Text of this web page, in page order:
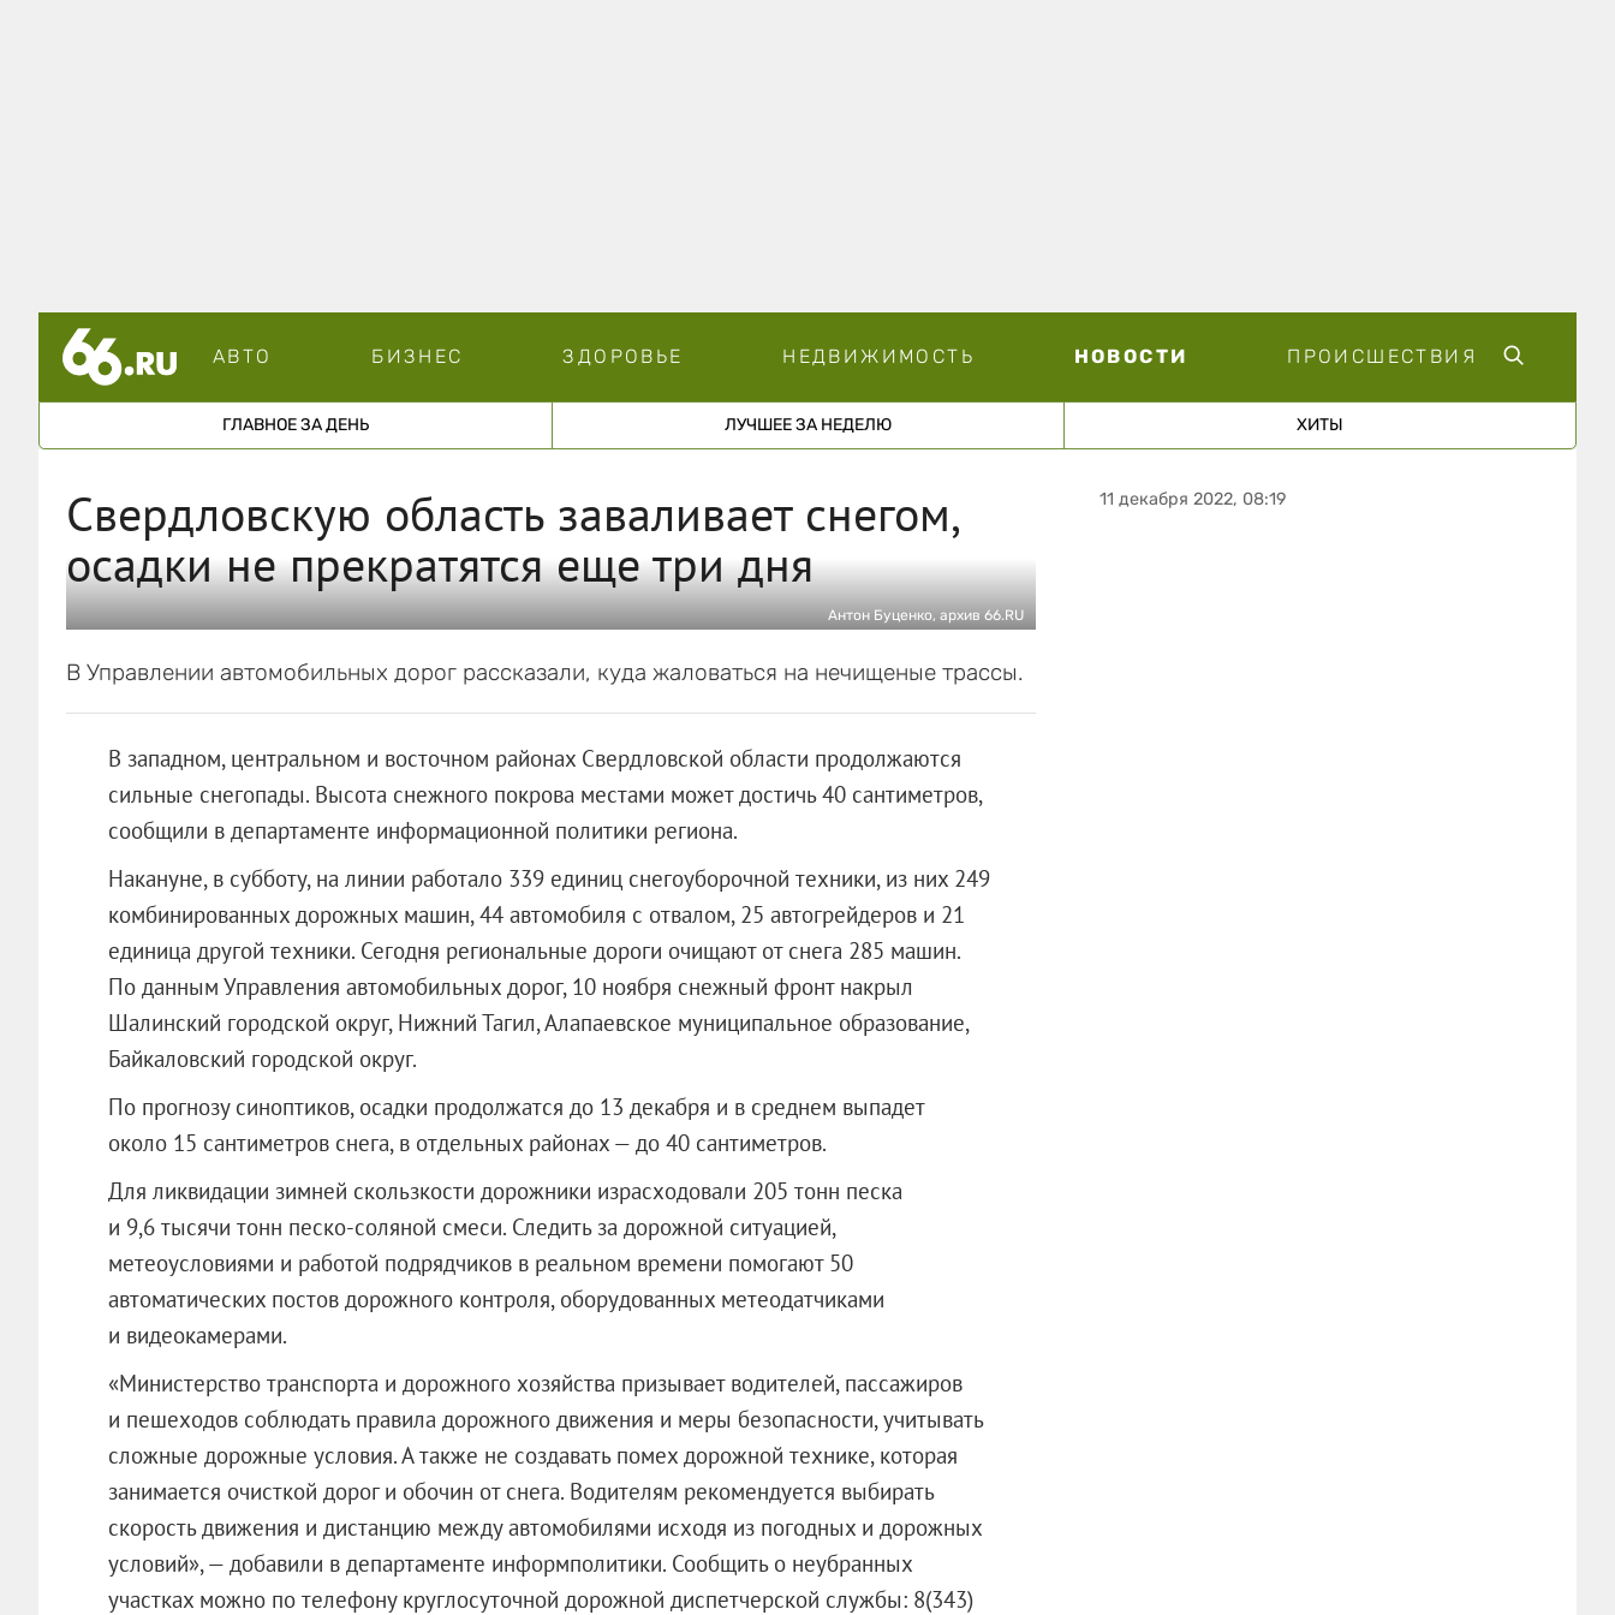
АВТО БИЗНЕС ЗДОРОВЬЕ НЕДВИЖИМОСТЬ НОВОСТИ ПРОИСШЕСТВИЯ
ГЛАВНОЕ ЗА ДЕНЬ ЛУЧШЕЕ ЗА НЕДЕЛЮ ХИТЫ
Свердловскую область заваливает снегом,
осадки не прекратятся еще три дня
Антон Буценко, архив 66.RU
В Управлении автомобильных дорог рассказали, куда жаловаться на нечищеные трассы.
В западном, центральном и восточном районах Свердловской области продолжаются
сильные снегопады. Высота снежного покрова местами может достичь 40 сантиметров,
сообщили в департаменте информационной политики региона.
Накануне, в субботу, на линии работало 339 единиц снегоуборочной техники, из них 249
комбинированных дорожных машин, 44 автомобиля с отвалом, 25 автогрейдеров и 21
единица другой техники. Сегодня региональные дороги очищают от снега 285 машин.
По данным Управления автомобильных дорог, 10 ноября снежный фронт накрыл
Шалинский городской округ, Нижний Тагил, Алапаевское муниципальное образование,
Байкаловский городской округ.
По прогнозу синоптиков, осадки продолжатся до 13 декабря и в среднем выпадет
около 15 сантиметров снега, в отдельных районах — до 40 сантиметров.
Для ликвидации зимней скользкости дорожники израсходовали 205 тонн песка
и 9,6 тысячи тонн песко-соляной смеси. Следить за дорожной ситуацией,
метеоусловиями и работой подрядчиков в реальном времени помогают 50
автоматических постов дорожного контроля, оборудованных метеодатчиками
и видеокамерами.
«Министерство транспорта и дорожного хозяйства призывает водителей, пассажиров
и пешеходов соблюдать правила дорожного движения и меры безопасности, учитывать
сложные дорожные условия. А также не создавать помех дорожной технике, которая
занимается очисткой дорог и обочин от снега. Водителям рекомендуется выбирать
скорость движения и дистанцию между автомобилями исходя из погодных и дорожных
условий», — добавили в департаменте информполитики. Сообщить о неубранных
участках можно по телефону круглосуточной дорожной диспетчерской службы: 8(343)
11 декабря 2022, 08:19